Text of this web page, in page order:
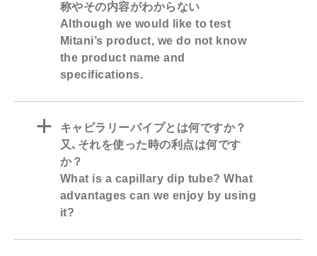
称やその内容がわからない
Although we would like to test
Mitani’s product, we do not know
the product name and
specifications.
a
キャピラリーパイプとは何ですか？
又､それを使った時の利点は何です
か？
What is a capillary dip tube? What
advantages can we enjoy by using
it?